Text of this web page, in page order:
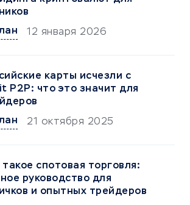
12 января 2026
карты исчезли с
P2P: что это значит для
21 октября 2025
такое спотовая торговля:
руководство для
и опытных трейдеров